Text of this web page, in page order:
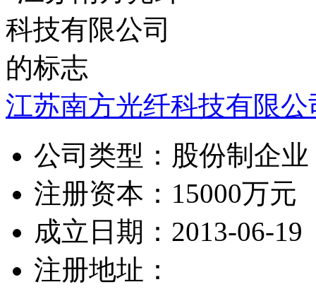
江苏南方光纤科技有限公
公司类型： 股份制企业
注册资本： 15000万元
成立日期： 2013-06-19
注册地址：